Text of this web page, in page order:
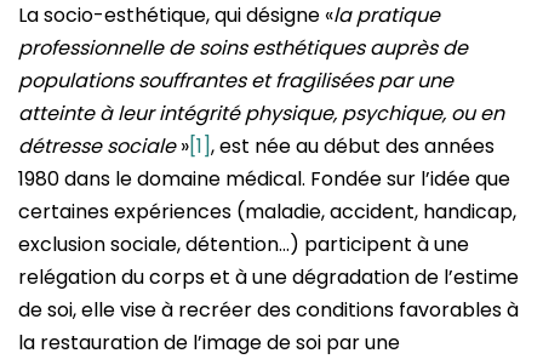
La socio-esthétique, qui désigne «la pratique
professionnelle de soins esthétiques auprès de
populations souffrantes et fragilisées par une
atteinte à leur intégrité physique, psychique, ou en
détresse sociale»[1], est née au début des années
1980 dans le domaine médical. Fondée sur l’idée que
certaines expériences (maladie, accident, handicap,
exclusion sociale, détention…) participent à une
relégation du corps et à une dégradation de l’estime
de soi, elle vise à recréer des conditions favorables à
la restauration de l’image de soi par une